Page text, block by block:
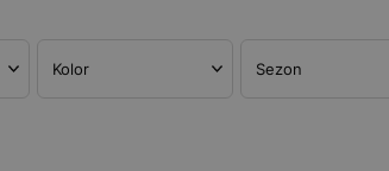
Kolor Sezon